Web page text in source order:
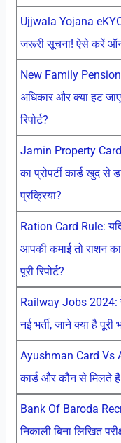
Ujjwala Yojana
जरूरी सूचना! ऐसे करें
New Family Pension
अधिकार और क्या हट
रिपोर्ट?
Jamin Property
का प्रोपर्टी कार्ड खुद से
प्रक्रिया?
Ration Card Rule:
आपकी कमाई तो राशन
पूरी रिपोर्ट?
Railway Jobs 2024:
नई भर्ती, जाने क्या है
Ayushman Card Vs
कार्ड और कौन से मिलते है
Bank Of Baroda
निकाली बिना लिखित